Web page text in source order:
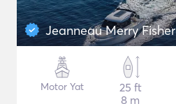
Jeanneau Merry Fisher
Motor Yat
25 ft
8 m